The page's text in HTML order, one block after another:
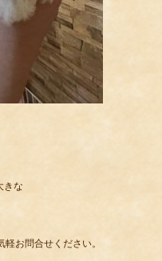
きな
お問合せください。